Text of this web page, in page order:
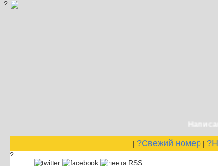
?
| ?Свежий номер|
?